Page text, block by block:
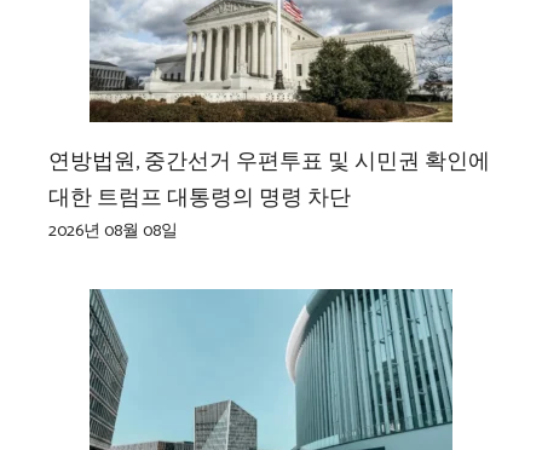
연방법원, 중간선거 우편투표 및 시민권 확인에
대한 트럼프 대통령의 명령 차단
2026년 08월 08일